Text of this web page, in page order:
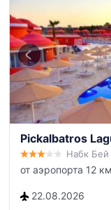
Pickalbatros
Набк Бей
от аэропорта 12
22.08.2026